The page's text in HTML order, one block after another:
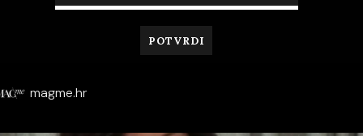
magme.hr